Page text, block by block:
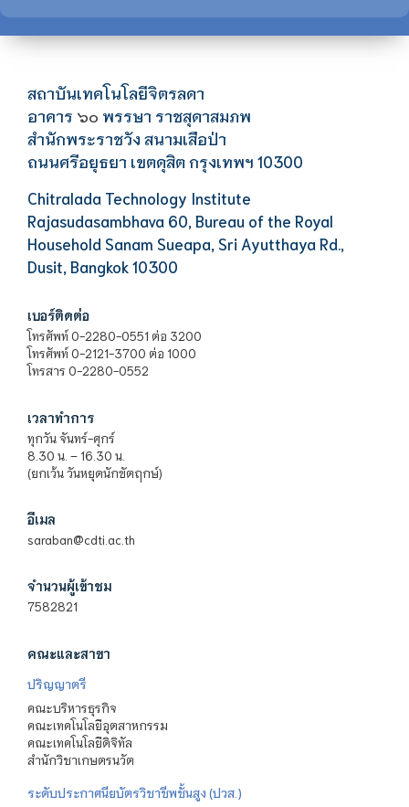
สถาบันเทคโนโลยีจิตรลดา
อาคาร ๖๐ พรรษา ราชสุดาสมภพ
สำนักพระราชวัง สนามเสือป่า
ถนนศรีอยุธยา เขตดุสิต กรุงเทพฯ 10300
Chitralada Technology Institute
Rajasudasambhava 60, Bureau of the Royal
Household Sanam Sueapa, Sri Ayutthaya Rd.,
Dusit, Bangkok 10300
เบอร์ติดต่อ
โทรศัพท์ 0-2280-0551 ต่อ 3200
โทรศัพท์ 0-2121-3700 ต่อ 1000
โทรสาร 0-2280-0552
เวลาทำการ
ทุกวัน จันทร์-ศุกร์
8.30 น. – 16.30 น.
(ยกเว้น วันหยุดนักขัตฤกษ์)
อีเมล
saraban@cdti.ac.th
จำนวนผู้เข้าชม
7582821
คณะและสาขา
ปริญญาตรี
คณะบริหารธุรกิจ
คณะเทคโนโลยีอุตสาหกรรม
คณะเทคโนโลยีดิจิทัล
สำนักวิชาเกษตรนวัต
ระดับประกาศนียบัตรวิชาชีพชั้นสูง (ปวส.)